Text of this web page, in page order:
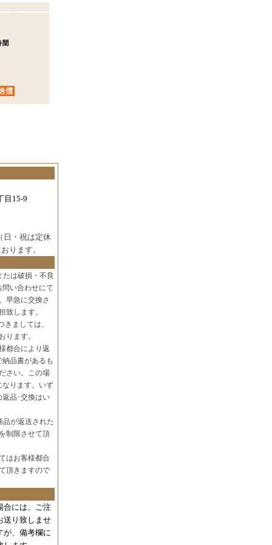
15-9
日・祝は定休
ります。
は破損・不良
い合わせにて
早急に交換さ
致します。
ましては、
ります。
都合により返
品書があるも
さい。この場
なります。いず
品･交換はい
品が返送された
制限させて頂
はお客様都合
頂きますので
には、 ご注
送り致しませ
が、備考欄に